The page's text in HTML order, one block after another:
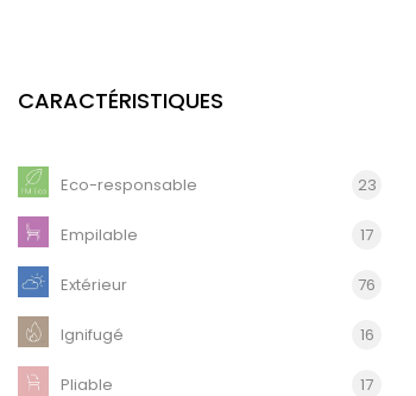
CARACTÉRISTIQUES
Eco-responsable 23
Empilable 17
Extérieur 76
Ignifugé 16
Pliable 17